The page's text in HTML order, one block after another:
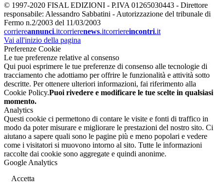
© 1997-2020 FISAL EDIZIONI - P.IVA 01265030443 - Direttore
responsabile: Alessandro Sabbatini - Autorizzazione del tribunale di
Fermo n.2/2003 del 11/03/2003
corriereannunci.itcorrierenews.itcorriereincontri.it
Vai all'inizio della pagina
Preferenze Cookie
Le tue preferenze relative al consenso
Qui puoi esprimere le tue preferenze di consenso alle tecnologie di
tracciamento che adottiamo per offrire le funzionalità e attività sotto
descritte. Per ottenere ulteriori informazioni, fai riferimento alla
Cookie Policy.Puoi rivedere e modificare le tue scelte in qualsiasi
momento.
Analytics
Questi cookie ci permettono di contare le visite e fonti di traffico in
modo da poter misurare e migliorare le prestazioni del nostro sito. Ci
aiutano a sapere quali sono le pagine più e meno popolari e vedere
come i visitatori si muovono intorno al sito. Tutte le informazioni
raccolte dai cookie sono aggregate e quindi anonime.
Google Analytics
Accetta